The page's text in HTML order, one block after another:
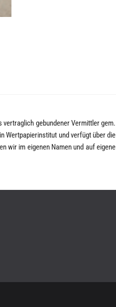
vertraglich gebundener Vermittler gem.
Wertpapierinstitut und verfügt über die
wir im eigenen Namen und auf eigene